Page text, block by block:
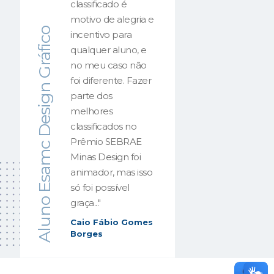
the game, and what it
the
the game is rapidly evolving.
and insights for both
is
betzoid.com/at/. With its
other events. By harnessing
predictions, giving bettors a
the betting experience.
statistics, and expert
Aluno Esamc Design Gráfico
classificado é
motivo de alegria e
incentivo para
qualquer aluno, e
no meu caso não
foi diferente. Fazer
parte dos
melhores
classificados no
Prêmio SEBRAE
Minas Design foi
animador, mas isso
só foi possível
graça..."
Caio Fábio Gomes
Borges